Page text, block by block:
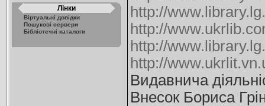
Лінки
Віртуальні довідки
Пошукові сервери
Бібліотечні каталоги
http://
http://
http://
http://
Видавнича
Внесок Бориса